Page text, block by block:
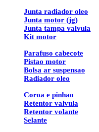
Junta radiador oleo
Junta motor (jg)
Junta tampa valvula
Kit motor
Parafuso cabecote
Pistao motor
Bolsa ar suspensao
Radiador oleo
Coroa e pinhao
Retentor valvula
Retentor volante
Selante